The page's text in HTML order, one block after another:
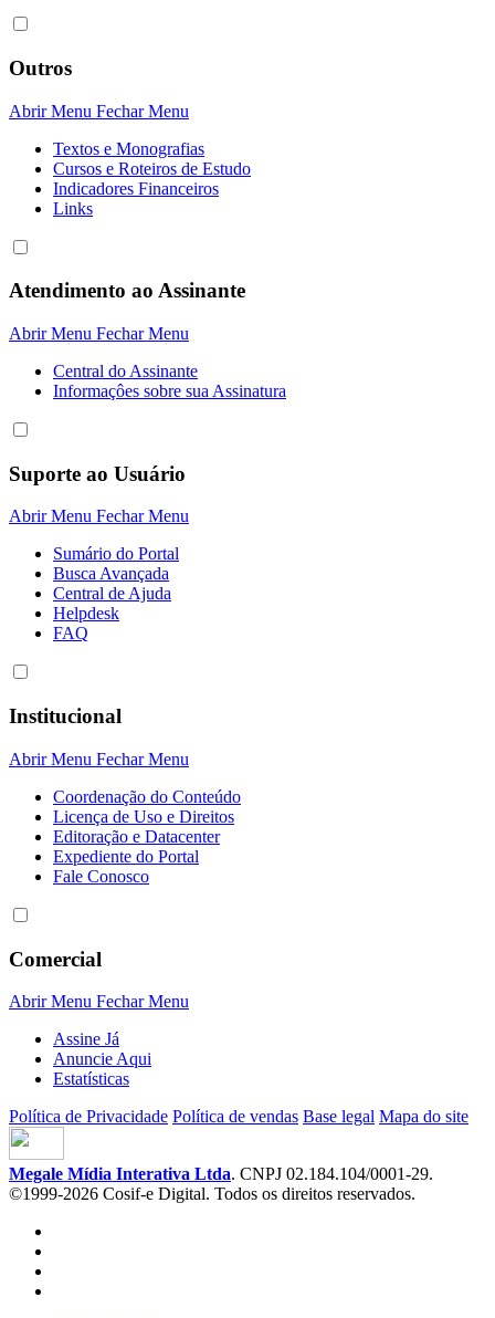
Outros
Abrir Menu Fechar Menu
Textos e Monografias
Cursos e Roteiros de Estudo
Indicadores Financeiros
Links
Atendimento ao Assinante
Abrir Menu Fechar Menu
Central do Assinante
Informaçôes sobre sua Assinatura
Suporte ao Usuário
Abrir Menu Fechar Menu
Sumário do Portal
Busca Avançada
Central de Ajuda
Helpdesk
FAQ
Institucional
Abrir Menu Fechar Menu
Coordenação do Conteúdo
Licença de Uso e Direitos
Editoração e Datacenter
Expediente do Portal
Fale Conosco
Comercial
Abrir Menu Fechar Menu
Assine Já
Anuncie Aqui
Estatísticas
Política de Privacidade Política de vendas Base legal Mapa do site
Megale Mídia Interativa Ltda. CNPJ 02.184.104/0001-29.
©1999-2026 Cosif-e Digital. Todos os direitos reservados.